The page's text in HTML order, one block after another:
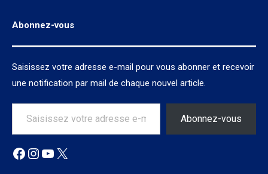
Abonnez-vous
Saisissez votre adresse e-mail pour vous abonner et recevoir
une notification par mail de chaque nouvel article.
Saisissez votre adresse e-mail…
Abonnez-vous
Facebook
Instagram
YouTube
X